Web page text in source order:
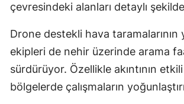
çevresindeki alanları detaylı
Drone destekli hava taramalarının
ekipleri de nehir üzerinde arama
sürdürüyor. Özellikle akıntının
bölgelerde çalışmaların